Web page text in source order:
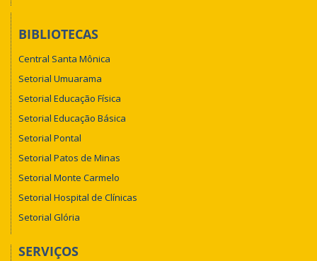
BIBLIOTECAS
Central Santa Mônica
Setorial Umuarama
Setorial Educação Física
Setorial Educação Básica
Setorial Pontal
Setorial Patos de Minas
Setorial Monte Carmelo
Setorial Hospital de Clínicas
Setorial Glória
SERVIÇOS